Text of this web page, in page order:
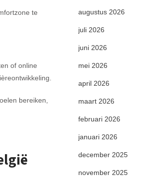
te
of online
bereiken,
augustus 2026
juli 2026
juni 2026
mei 2026
april 2026
maart 2026
februari 2026
januari 2026
december 2025
november 2025